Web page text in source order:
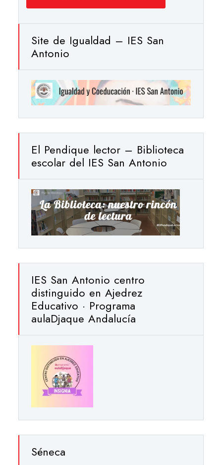
Site de Igualdad – IES San
Antonio
El Pendique lector – Biblioteca
escolar del IES San Antonio
IES San Antonio centro
distinguido en Ajedrez
Educativo · Programa
aulaDjaque Andalucía
Séneca